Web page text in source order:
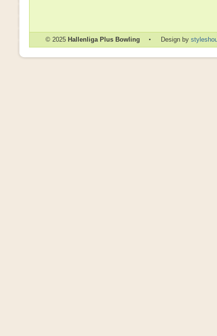
© 2025 Hallenliga Plus Bowling • Design by